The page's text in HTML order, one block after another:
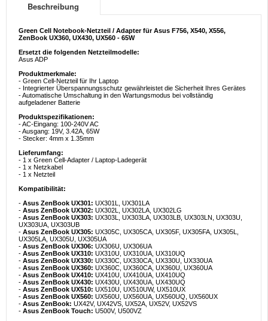
Beschreibung
Green Cell Notebook-Netzteil / Adapter für Asus F756, X540, X556,
ZenBook UX360, UX430, UX560 - 65W
Ersetzt die folgenden Netzteilmodelle:
Asus ADP
Produktmerkmale:
- Green Cell-Netzteil für Ihr Laptop
- Integrierter Überspannungsschutz gewährleistet die Sicherheit Ihres Gerätes
- Automatische Umschaltung in den Wartungsmodus bei vollständig
aufgeladener Batterie
Produktspezifikationen:
- AC-Eingang: 100-240V AC
- Ausgang: 19V, 3.42A, 65W
- Stecker: 4mm x 1.35mm
Lieferumfang:
- 1 x Green Cell-Adapter / Laptop-Ladegerät
- 1 x Netzkabel
- 1 x Netzteil
Kompatibilität:
- Asus ZenBook UX301: UX301L, UX301LA
- Asus ZenBook UX302: UX302L, UX302LA, UX302LG
- Asus ZenBook UX303: UX303L, UX303LA, UX303LB, UX303LN, UX303U,
UX303UA, UX303UB
- Asus ZenBook UX305: UX305C, UX305CA, UX305F, UX305FA, UX305L,
UX305LA, UX305U, UX305UA
- Asus ZenBook UX306: UX306U, UX306UA
- Asus ZenBook UX310: UX310U, UX310UA, UX310UQ
- Asus ZenBook UX330: UX330C, UX330CA, UX330U, UX330UA
- Asus ZenBook UX360: UX360C, UX360CA, UX360U, UX360UA
- Asus ZenBook UX410: UX410U, UX410UA, UX410UQ
- Asus ZenBook UX430: UX430U, UX430UA, UX430UQ
- Asus ZenBook UX510: UX510U, UX510UW, UX510UX
- Asus ZenBook UX560: UX560U, UX560UA, UX560UQ, UX560UX
- Asus ZenBook: UX42V, UX42VS, UX52A, UX52V, UX52VS
- Asus ZenBook Touch: U500V, U500VZ